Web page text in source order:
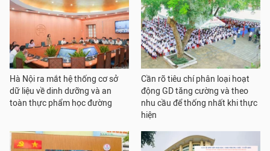
Hà Nội ra mắt hệ thống cơ sở
dữ liệu về dinh dưỡng và an
toàn thực phẩm học đường
Cần rõ tiêu chí phân loại hoạt
động GD tăng cường và theo
nhu cầu để thống nhất khi thực
hiện